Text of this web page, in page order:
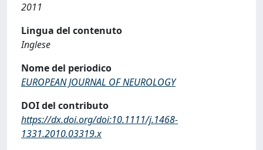
2011
Lingua del contenuto
Inglese
Nome del periodico
EUROPEAN JOURNAL OF NEUROLOGY
DOI del contributo
https://dx.doi.org/doi:10.1111/j.1468-
1331.2010.03319.x